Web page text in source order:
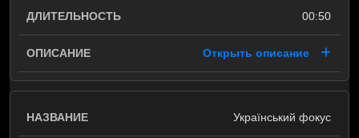
00:50
Открыть описание
Український фокус